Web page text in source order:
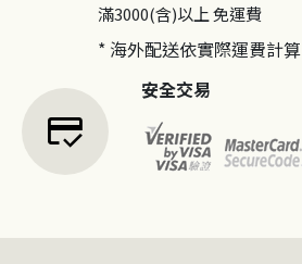
滿3000(含)以上免運費
* 海外配送依實際運費計算
credit_score
安全交易